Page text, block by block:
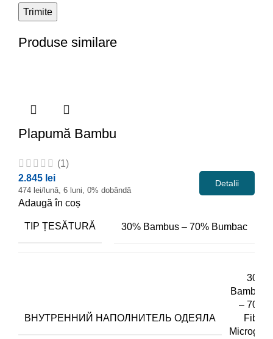
Produse similare
Plapumă Bambu
(1)
2.845 lei
474 lei/lună, 6 luni, 0% dobândă
Detalii
Adaugă în coș
TIP ȚESĂTURĂ 30% Bambus – 70% Bumbac
ВНУТРЕННИЙ НАПОЛНИТЕЛЬ ОДЕЯЛА
30%
Bambus
– 70%
Fibra
Microgel